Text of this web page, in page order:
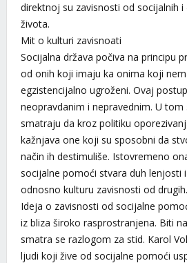
direktnoj su zavisnosti od socijalnih
života.
Mit o kulturi zavisnoati
Socijalna država počiva na principu
od onih koji imaju ka onima koji
egzistencijalno ugroženi. Ovaj
neopravdanim i nepravednim. U tom
smatraju da kroz politiku
kažnjava one koji su sposobni da
način ih destimuliše. Istovremeno
socijalne pomoći stvara duh lenjosti
odnosno kulturu zavisnosti od drugih.
Ideja o zavisnosti od socijalne
iz bliza široko rasprostranjena. Biti
smatra se razlogom za stid. Karol
ljudi koji žive od socijalne pomoći